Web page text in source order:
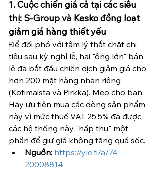
1. Cuộc chiến giá cả tại các siêu
thị: S-Group và Kesko đồng loạt
giảm giá hàng thiết yếu
Để đối phó với tâm lý thắt chặt chi
tiêu sau kỳ nghỉ lễ, hai "ông lớn" bán
lẻ đã bắt đầu chiến dịch giảm giá cho
hơn 200 mặt hàng nhãn riêng
(Kotimaista và Pirkka). Mẹo cho bạn:
Hãy ưu tiên mua các dòng sản phẩm
này vì mức thuế VAT 25,5% đã được
các hệ thống này "hấp thụ" một
phần để giữ giá không tăng quá sốc.
Nguồn: https://yle.fi/a/74-
20008814